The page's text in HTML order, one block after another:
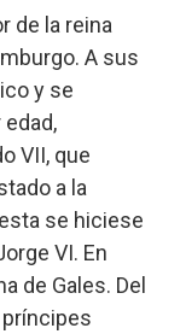
de la reina
A sus
y se
VII, que
a la
se hiciese
VI. En
de Gales. Del